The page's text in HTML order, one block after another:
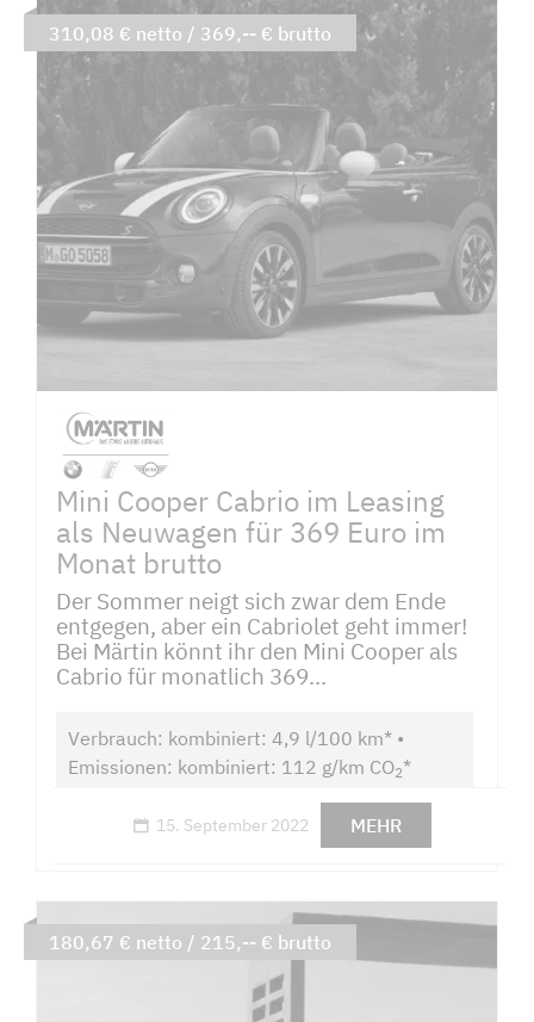
Mini Cooper Cabrio im Leasing
als Neuwagen für 369 Euro im
Monat brutto
Der Sommer neigt sich zwar dem Ende
entgegen, aber ein Cabriolet geht immer!
Bei Märtin könnt ihr den Mini Cooper als
Cabrio für monatlich 369...
Verbrauch: kombiniert: 4,9 l/100 km* •
Emissionen: kombiniert: 112 g/km CO2*
15. September 2022 MEHR
310,08 € netto / 369,-- € brutto
180,67 € netto / 215,-- € brutto